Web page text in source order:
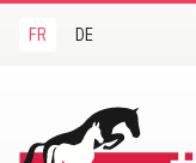
FR DE
Suisse